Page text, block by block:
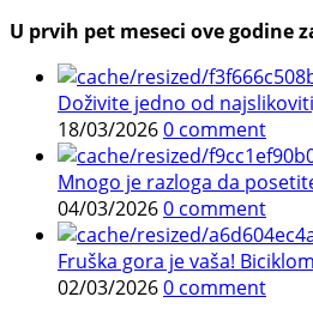
U prvih pet meseci ove godine
Doživite jedno od
18/03/20260 comment
Mnogo je razloga da
04/03/20260 comment
Fruška gora je vaša!
02/03/20260 comment